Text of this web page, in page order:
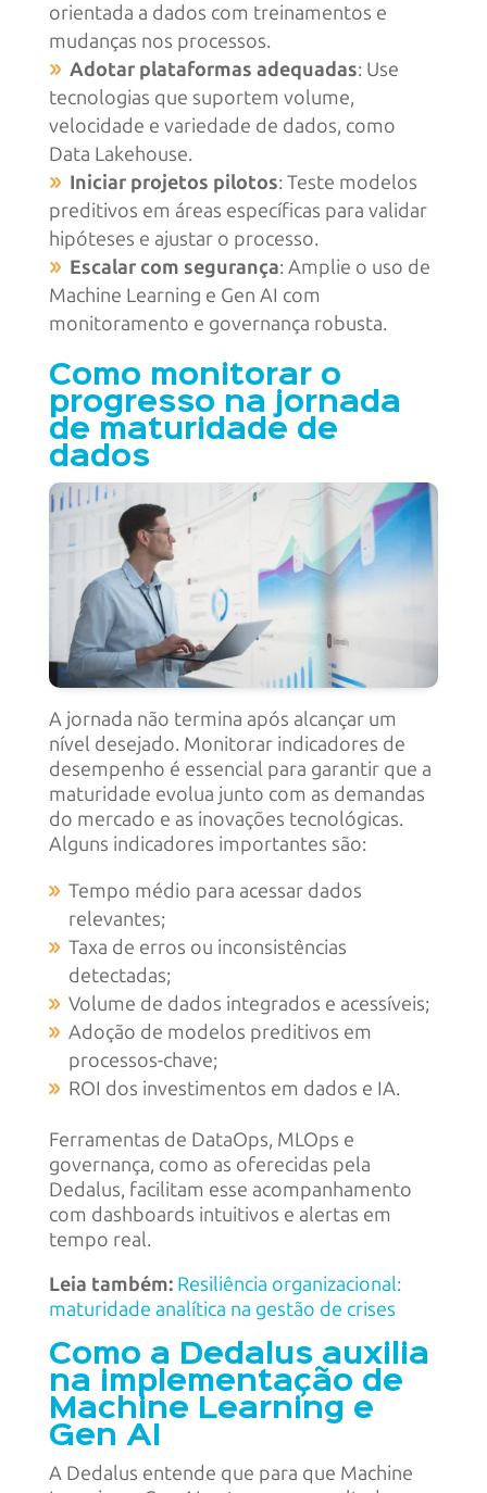
orientada a dados com treinamentos e
mudanças nos processos.
Adotar plataformas adequadas: Use
tecnologias que suportem volume,
velocidade e variedade de dados, como
Data Lakehouse.
Iniciar projetos pilotos: Teste modelos
preditivos em áreas específicas para validar
hipóteses e ajustar o processo.
Escalar com segurança: Amplie o uso de
Machine Learning e Gen AI com
monitoramento e governança robusta.
Como monitorar o
progresso na jornada
de maturidade de
dados
A jornada não termina após alcançar um
nível desejado. Monitorar indicadores de
desempenho é essencial para garantir que a
maturidade evolua junto com as demandas
do mercado e as inovações tecnológicas.
Alguns indicadores importantes são:
Tempo médio para acessar dados
relevantes;
Taxa de erros ou inconsistências
detectadas;
Volume de dados integrados e acessíveis;
Adoção de modelos preditivos em
processos-chave;
ROI dos investimentos em dados e IA.
Ferramentas de DataOps, MLOps e
governança, como as oferecidas pela
Dedalus, facilitam esse acompanhamento
com dashboards intuitivos e alertas em
tempo real.
Leia também: Resiliência organizacional:
maturidade analítica na gestão de crises
Como a Dedalus auxilia
na implementação de
Machine Learning e
Gen AI
A Dedalus entende que para que Machine